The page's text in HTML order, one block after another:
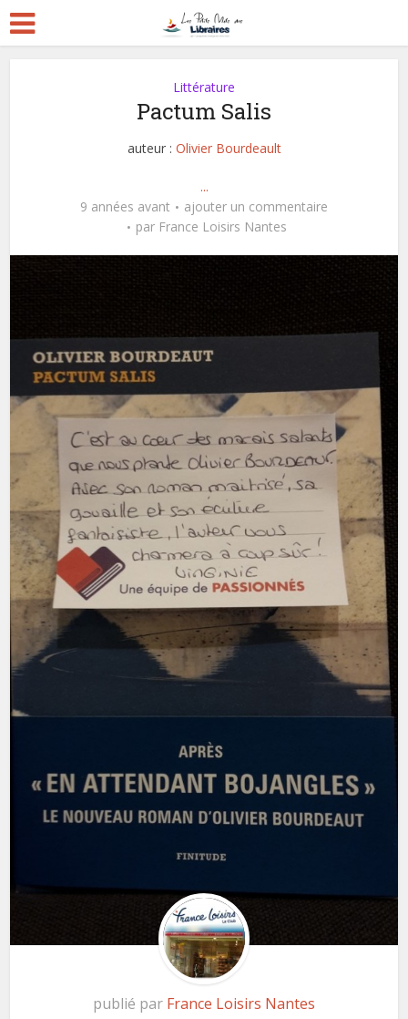
Littérature
Pactum Salis
auteur : Olivier Bourdeault
...
9 années avant
ajouter un commentaire
par France Loisirs Nantes
publié par France Loisirs Nantes